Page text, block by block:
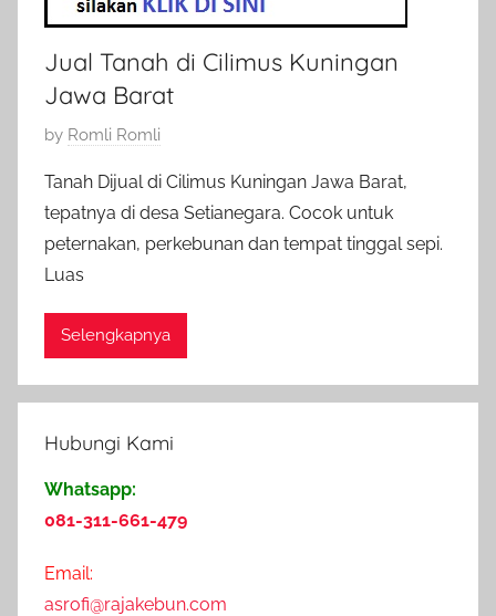
Jual Tanah di Cilimus Kuningan
Jawa Barat
P
s
t
e
d
1
a
r
2
by Romli Romli
Tanah Dijual di Cilimus Kuningan Jawa Barat,
tepatnya di desa Setianegara. Cocok untuk
peternakan, perkebunan dan tempat tinggal sepi.
Luas
Selengkapnya
Hubungi Kami
Whatsapp:
081-311-661-479
Email:
asrofi@rajakebun.com